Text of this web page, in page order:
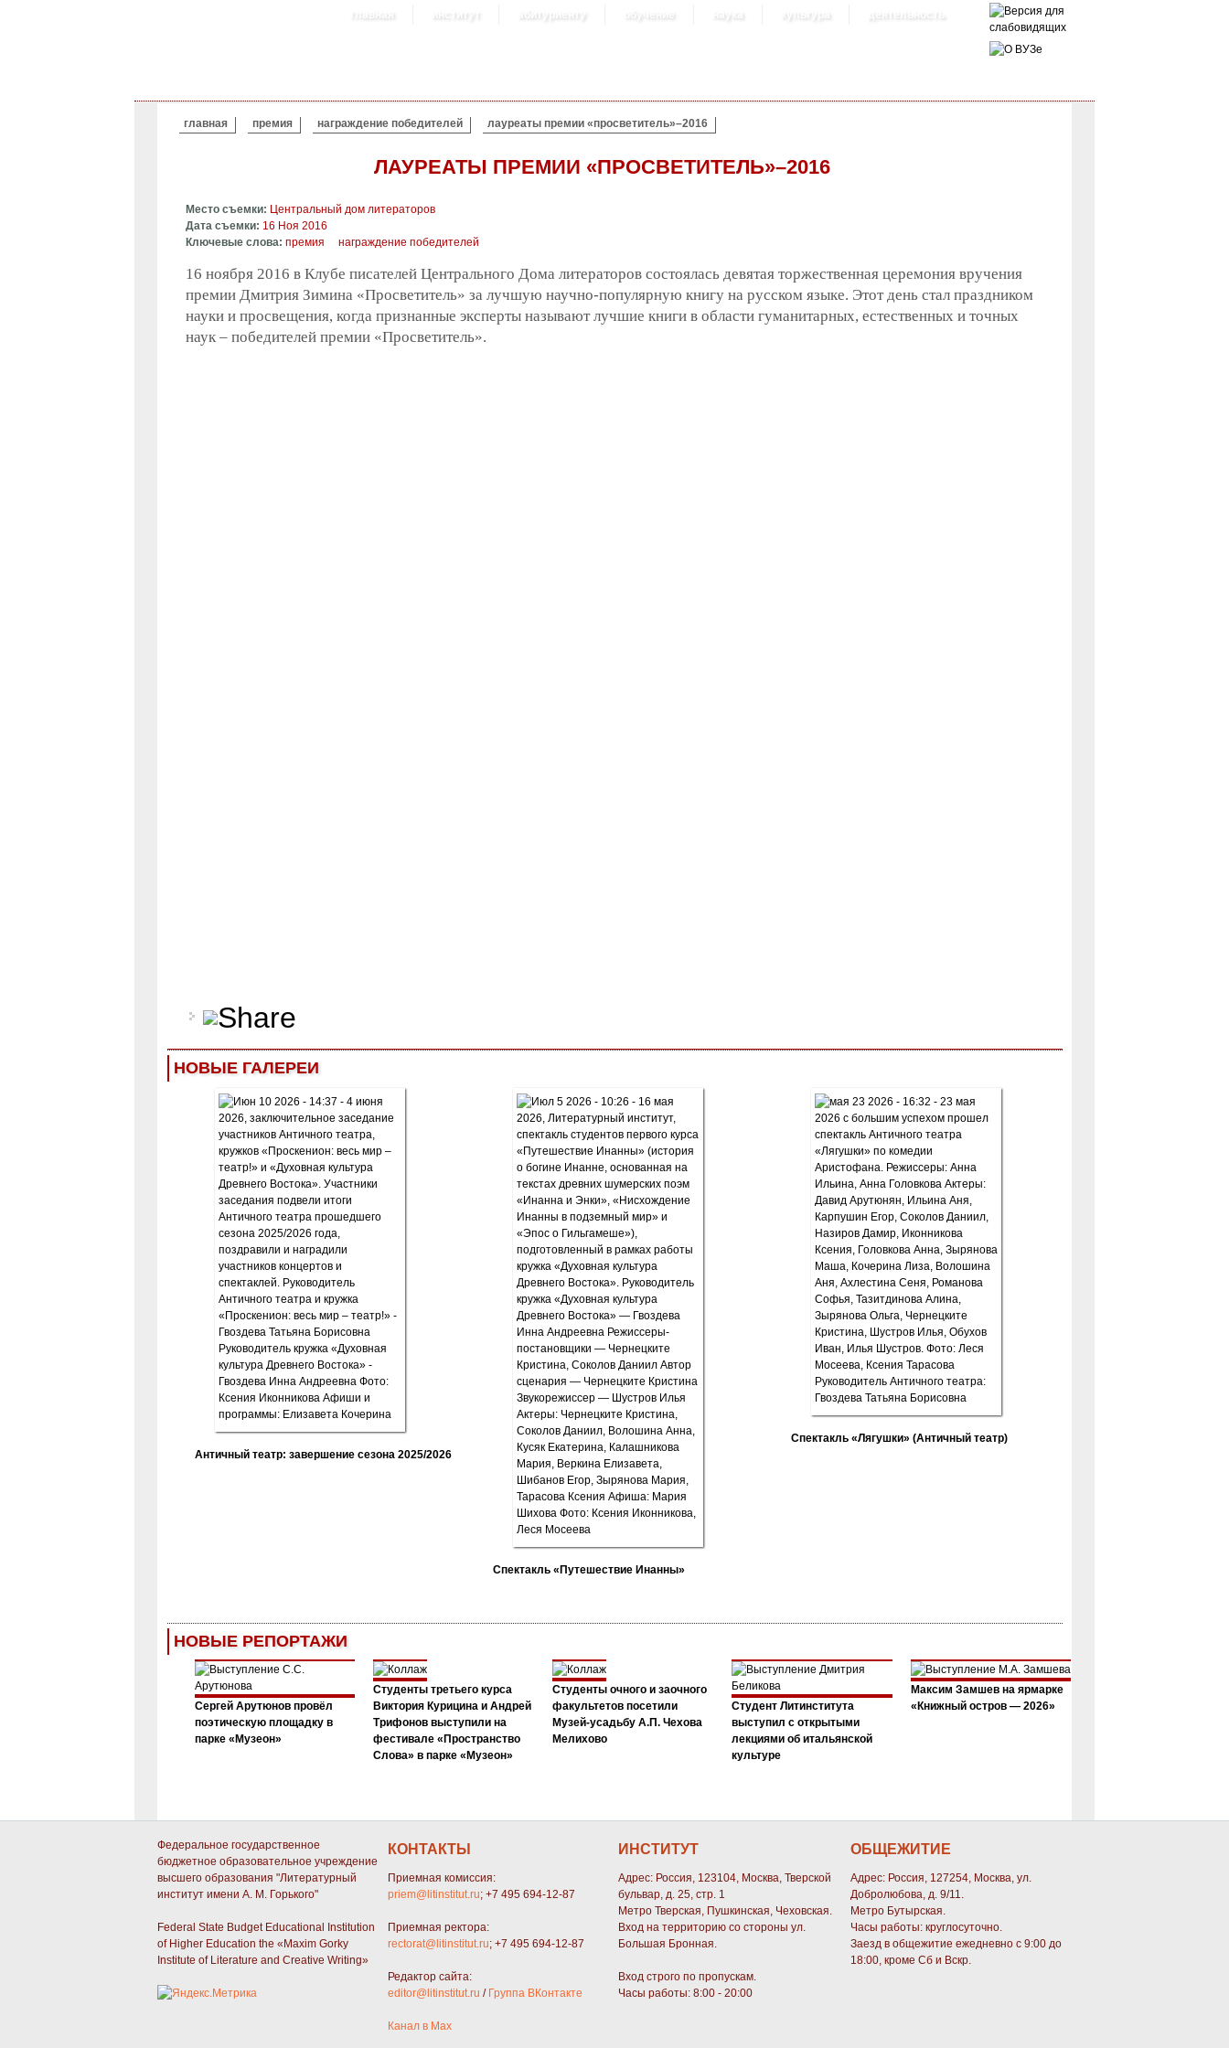
главная институт абитуриенту обучение наука культура деятельность
ВЫ ЗДЕСЬ
главная премия награждение победителей лауреаты премии «просветитель»–2016
ЛАУРЕАТЫ ПРЕМИИ «ПРОСВЕТИТЕЛЬ»–2016
Место съемки: Центральный дом литераторов
Дата съемки: 16 Ноя 2016
Ключевые слова: премия награждение победителей
16 ноября 2016 в Клубе писателей Центрального Дома литераторов состоялась девятая торжественная церемония вручения
премии Дмитрия Зимина «Просветитель» за лучшую научно-популярную книгу на русском языке. Этот день стал праздником
науки и просвещения, когда признанные эксперты называют лучшие книги в области гуманитарных, естественных и точных
наук – победителей премии «Просветитель».
НОВЫЕ ГАЛЕРЕИ
Античный театр: завершение сезона 2025/2026
Спектакль «Путешествие Инанны»
Спектакль «Лягушки» (Античный театр)
НОВЫЕ РЕПОРТАЖИ
Сергей Арутюнов провёл
поэтическую площадку в
парке «Музеон»
Студенты третьего курса
Виктория Курицина и Андрей
Трифонов выступили на
фестивале «Пространство
Слова» в парке «Музеон»
Студенты очного и заочного
факультетов посетили
Музей-усадьбу А.П. Чехова
Мелихово
Студент Литинститута
выступил с открытыми
лекциями об итальянской
культуре
Максим Замшев на ярмарке
«Книжный остров — 2026»
Федеральное государственное
бюджетное образовательное учреждение
высшего образования "Литературный
институт имени А. М. Горького"
Federal State Budget Educational Institution
of Higher Education the «Maxim Gorky
Institute of Literature and Creative Writing»
КОНТАКТЫ
Приемная комиссия:
priem@litinstitut.ru; +7 495 694-12-87
Приемная ректора:
rectorat@litinstitut.ru; +7 495 694-12-87
Редактор сайта:
editor@litinstitut.ru / Группа ВКонтакте
Канал в Max
ИНСТИТУТ
Адрес: Россия, 123104, Москва, Тверской
бульвар, д. 25, стр. 1
Метро Тверская, Пушкинская, Чеховская.
Вход на территорию со стороны ул.
Большая Бронная.
Вход строго по пропускам.
Часы работы: 8:00 - 20:00
ОБЩЕЖИТИЕ
Адрес: Россия, 127254, Москва, ул.
Добролюбова, д. 9/11.
Метро Бутырская.
Часы работы: круглосуточно.
Заезд в общежитие ежедневно с 9:00 до
18:00, кроме Сб и Вскр.